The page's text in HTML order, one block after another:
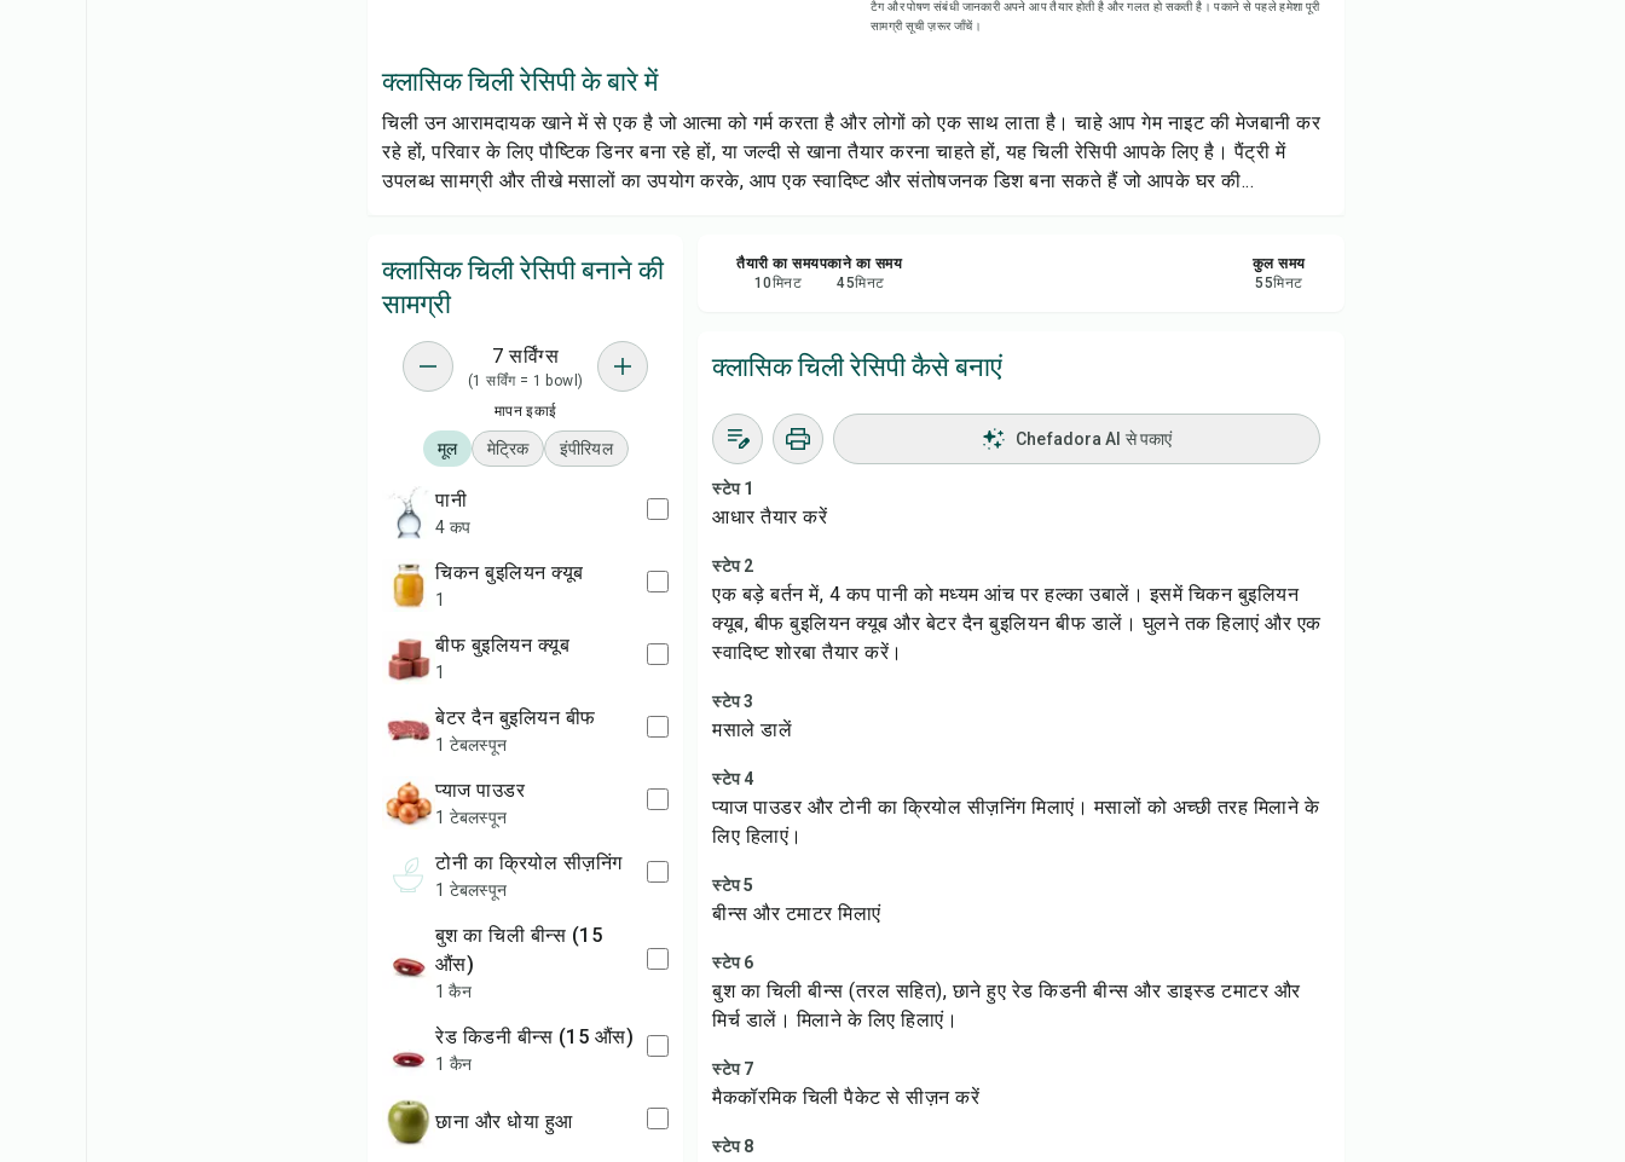
शेयर करें
रिपोर्ट करें
टैग और पोषण संबंधी जानकारी अपने आप तैयार होती है और गलत हो सकती है। पकाने से पहले हमेशा पूरी
सामग्री सूची ज़रूर जाँचें।
क्लासिक चिली रेसिपी के बारे में
चिली उन आरामदायक खाने में से एक है जो आत्मा को गर्म करता है और लोगों को एक साथ लाता है। चाहे आप गेम नाइट की मेजबानी कर
रहे हों, परिवार के लिए पौष्टिक डिनर बना रहे हों, या जल्दी से खाना तैयार करना चाहते हों, यह चिली रेसिपी आपके लिए है। पैंट्री में
उपलब्ध सामग्री और तीखे मसालों का उपयोग करके, आप एक स्वादिष्ट और संतोषजनक डिश बना सकते हैं जो आपके घर की...
क्लासिक चिली रेसिपी बनाने की
सामग्री
7 सर्विंग्स
(1 सर्विंग = 1 bowl)
मापन इकाई
मूल मेट्रिक इंपीरियल
पानी
4 कप
चिकन बुइलियन क्यूब
1
बीफ बुइलियन क्यूब
1
बेटर दैन बुइलियन बीफ
1 टेबलस्पून
प्याज पाउडर
1 टेबलस्पून
टोनी का क्रियोल सीज़निंग
1 टेबलस्पून
बुश का चिली बीन्स (15
औंस)
1 कैन
रेड किडनी बीन्स (15 औंस)
1 कैन
छाना और धोया हुआ
तैयारी का समय
10मिनट
पकाने का समय
45मिनट
कुल समय
55मिनट
क्लासिक चिली रेसिपी कैसे बनाएं
Chefadora AI से पकाएं
स्टेप 1
आधार तैयार करें
स्टेप 2
एक बड़े बर्तन में, 4 कप पानी को मध्यम आंच पर हल्का उबालें। इसमें चिकन बुइलियन
क्यूब, बीफ बुइलियन क्यूब और बेटर दैन बुइलियन बीफ डालें। घुलने तक हिलाएं और एक
स्वादिष्ट शोरबा तैयार करें।
स्टेप 3
मसाले डालें
स्टेप 4
प्याज पाउडर और टोनी का क्रियोल सीज़निंग मिलाएं। मसालों को अच्छी तरह मिलाने के
लिए हिलाएं।
स्टेप 5
बीन्स और टमाटर मिलाएं
स्टेप 6
बुश का चिली बीन्स (तरल सहित), छाने हुए रेड किडनी बीन्स और डाइस्ड टमाटर और
मिर्च डालें। मिलाने के लिए हिलाएं।
स्टेप 7
मैककॉरमिक चिली पैकेट से सीज़न करें
स्टेप 8